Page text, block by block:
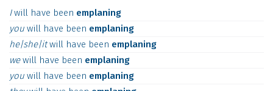
Iwill have been emplaning
you will have been emplaning
he|she|itwill have been emplaning
wewill have been emplaning
you will have been emplaning